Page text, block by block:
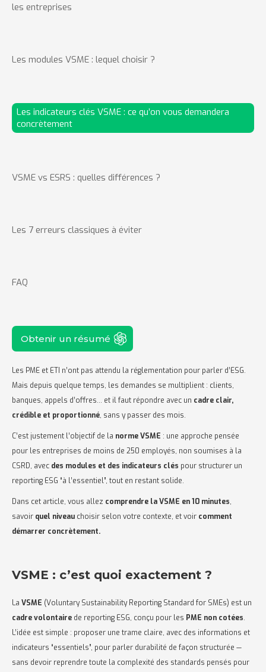
les entreprises
Les modules VSME : lequel choisir ?
Les indicateurs clés VSME : ce qu’on vous demandera
concrètement
VSME vs ESRS : quelles différences ?
Les 7 erreurs classiques à éviter
FAQ
Obtenir un résumé
Les PME et ETI n’ont pas attendu la réglementation pour parler d’ESG.
Mais depuis quelque temps, les demandes se multiplient : clients,
banques, appels d’offres… et il faut répondre avec un cadre clair,
crédible et proportionné, sans y passer des mois.
C’est justement l’objectif de la norme VSME : une approche pensée
pour les entreprises de moins de 250 employés, non soumises à la
CSRD, avec des modules et des indicateurs clés pour structurer un
reporting ESG “à l’essentiel”, tout en restant solide.
Dans cet article, vous allez comprendre la VSME en 10 minutes,
savoir quel niveau choisir selon votre contexte, et voir comment
démarrer concrètement.
VSME : c’est quoi exactement ?
La VSME (Voluntary Sustainability Reporting Standard for SMEs) est un
cadre volontaire de reporting ESG, conçu pour les PME non cotées.
L’idée est simple : proposer une trame claire, avec des informations et
indicateurs “essentiels”, pour parler durabilité de façon structurée —
sans devoir reprendre toute la complexité des standards pensés pour